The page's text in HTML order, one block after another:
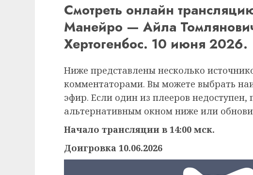
Смотреть онлайн
Манейро — Айла
Хертогенбос. 10 июня 2026.
Ниже представлены несколько
комментаторами. Вы можете выбрать
эфир. Если один из плееров недоступен,
альтернативным окном ниже или
Начало трансляции в 14:00 мск.
Доигровка 10.06.2026